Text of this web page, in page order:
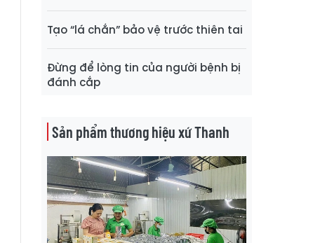
Tạo “lá chắn” bảo vệ trước thiên tai
Đừng để lòng tin của người bệnh bị
đánh cắp
Sản phẩm thương hiệu xứ Thanh